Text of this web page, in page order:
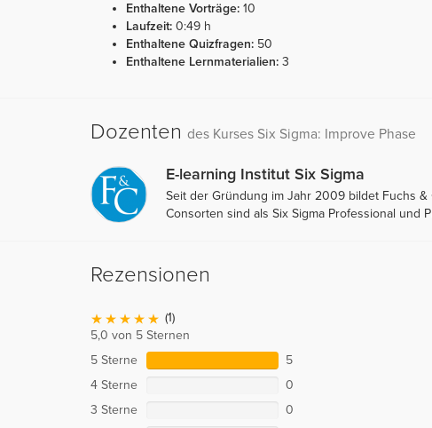
Enthaltene Vorträge: 10
Laufzeit: 0:49 h
Enthaltene Quizfragen: 50
Enthaltene Lernmaterialien: 3
Dozenten des Kurses Six Sigma: Improve Phase
E-learning Institut Six Sigma
Seit der Gründung im Jahr 2009 bildet Fuchs
Consorten sind als Six Sigma Professional und
Rezensionen
(1)
5,0 von 5 Sternen
5 Sterne
5
4 Sterne
0
3 Sterne
0